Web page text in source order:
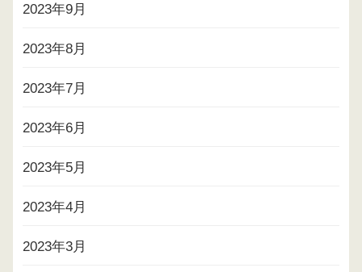
2023年9月
2023年8月
2023年7月
2023年6月
2023年5月
2023年4月
2023年3月